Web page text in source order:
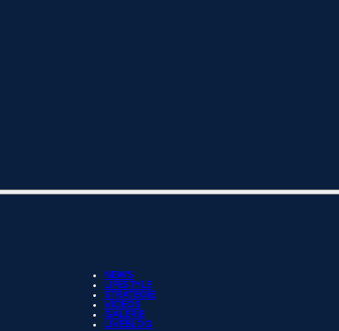
NEWS
LIFESTYLE
STRATEGIE
VIDEOS
GALERIE
LIVEBLOG